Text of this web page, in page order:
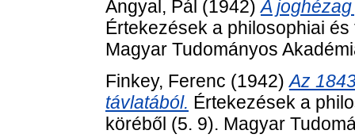
Angyal, Pál (1942)A
Értekezések a philosophiai
Magyar Tudományos
Finkey, Ferenc (1942)Az
távlatából. Értekezések a
köréből (5. 9). Magyar